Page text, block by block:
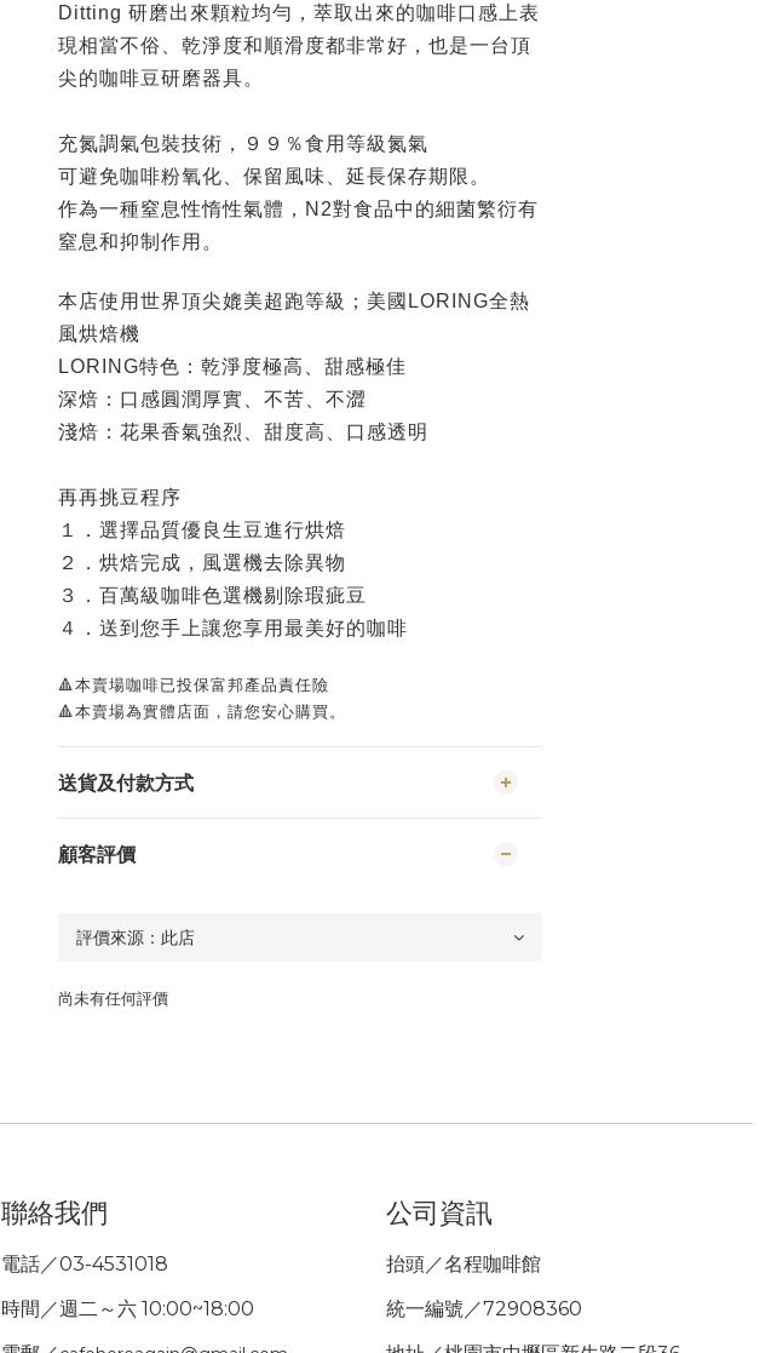
Ditting 研磨出來顆粒均勻，萃取出來的咖啡口感上表
現相當不俗、乾淨度和順滑度都非常好，也是一台頂
尖的咖啡豆研磨器具。
充氮調氣包裝技術，９９％食用等級氮氣
可避免咖啡粉氧化、保留風味、延長保存期限。
作為一種窒息性惰性氣體，N2對食品中的細菌繁衍有
窒息和抑制作用。
本店使用世界頂尖媲美超跑等級；美國LORING全熱
風烘焙機
LORING特色：乾淨度極高、甜感極佳
深焙：口感圓潤厚實、不苦、不澀
淺焙：花果香氣強烈、甜度高、口感透明
再再挑豆程序
１．選擇品質優良生豆進行烘焙
２．烘焙完成，風選機去除異物
３．百萬級咖啡色選機剔除瑕疵豆
４．送到您手上讓您享用最美好的咖啡
🔺本賣場咖啡已投保富邦產品責任險
🔺本賣場為實體店面，請您安心購買。
送貨及付款方式
顧客評價
尚未有任何評價
聯絡我們
電話／03-4531018
時間／週二～六 10:00~18:00
公司資訊
抬頭／名程咖啡館
統一編號／72908360